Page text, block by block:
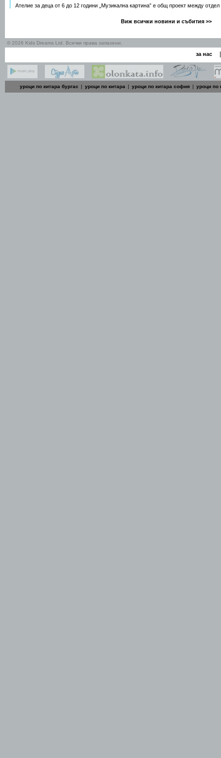
Ателие за деца от 6 до 12 години „Музикална картина” е общ проект между отдел
Виж всички новини и събития >>
© 2026 Kids Dreams Ltd. Всички права запазени.
за нас
уроци по китара бургас | уроци по китара | уроци по китара софия | уроци по